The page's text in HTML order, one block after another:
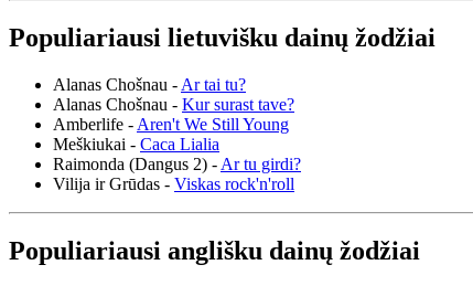
Populiariausi lietuvišku dainų žodžiai
Alanas Chošnau - Ar tai tu?
Alanas Chošnau - Kur surast tave?
Amberlife - Aren't We Still Young
Meškiukai - Caca Lialia
Raimonda (Dangus 2) - Ar tu girdi?
Vilija ir Grūdas - Viskas rock'n'roll
Populiariausi anglišku dainų žodžiai